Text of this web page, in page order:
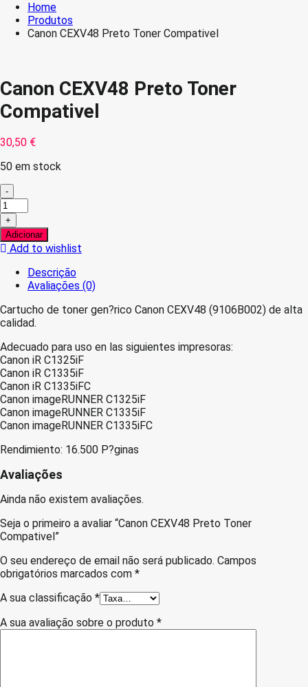
Home
Produtos
Canon CEXV48 Preto Toner Compativel
Canon CEXV48 Preto Toner
Compativel
30,50 €
50 em stock
-
Quantidade
de
Canon
CEXV48
Preto
Toner
Compativel
+
Adicionar
Add to wishlist
Descrição
Avaliações (0)
Cartucho de toner gen?rico Canon CEXV48 (9106B002) de alta
calidad.
Adecuado para uso en las siguientes impresoras:
Canon iR C1325iF
Canon iR C1335iF
Canon iR C1335iFC
Canon imageRUNNER C1325iF
Canon imageRUNNER C1335iF
Canon imageRUNNER C1335iFC
Rendimiento: 16.500 P?ginas
Avaliações
Ainda não existem avaliações.
Seja o primeiro a avaliar “Canon CEXV48 Preto Toner
Compativel”
O seu endereço de email não será publicado. Campos
obrigatórios marcados com *
A sua classificação *
A sua avaliação sobre o produto *